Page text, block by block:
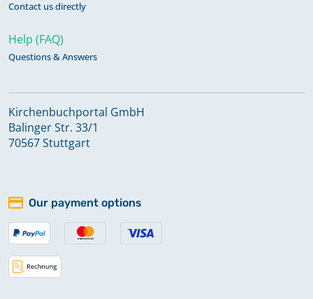
Chronik 1776-1780
Currende 1760_1770
Konfirmationen 1826
Konfirmationen 1827-1865
Konfirmationen 1866-1894
Contact us directly
Help (FAQ)
Questions & Answers
Kirchenbuchportal GmbH
Balinger Str. 33/1
70567 Stuttgart
Our payment options